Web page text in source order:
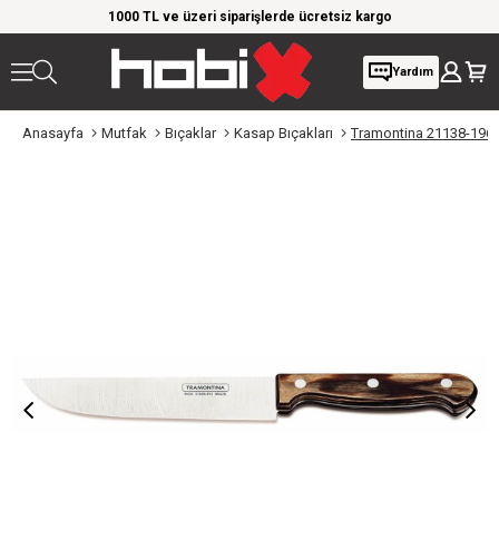
1000 TL ve üzeri siparişlerde ücretsiz kargo
Yardım
Anasayfa Mutfak Bıçaklar Kasap Bıçakları Tramontina 21138-196